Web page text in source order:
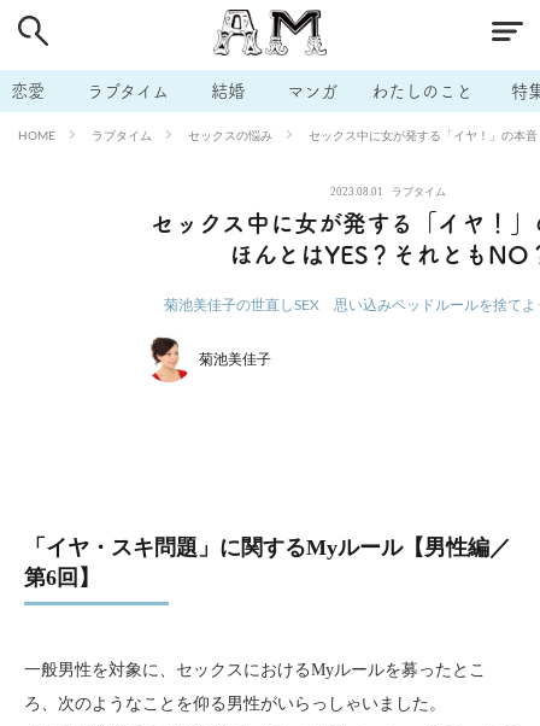
恋愛 ラブタイム 結婚 マンガ わたしのこと 特
HOME ラブタイム セックスの悩み セックス中に女が発する「イヤ！」の本
2023.08.01 ラブタイム
セックス中に女が発する「イヤ！
ほんとはYES？それともNO
菊池美佳子の世直しSEX 思い込みベッドルールを捨てよ
菊池美佳子
「イヤ・スキ問題」に関するMyルール【男性編／
第6回】
一般男性を対象に、セックスにおけるMyルールを募ったとこ
ろ、次のようなことを仰る男性がいらっしゃいました。
# 男の本音 # セフレ # 不倫
# 出会う方法 # マッチングアプリ # ラブグッズ # 体の相